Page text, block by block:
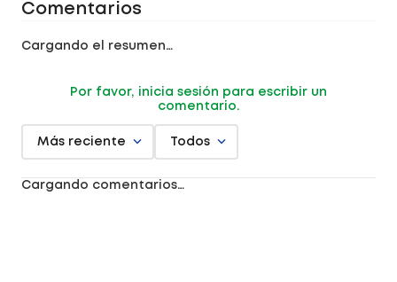
Comentarios
Cargando el resumen…
Por favor, inicia sesión para escribir un
comentario.
Más reciente Todos
Cargando comentarios…